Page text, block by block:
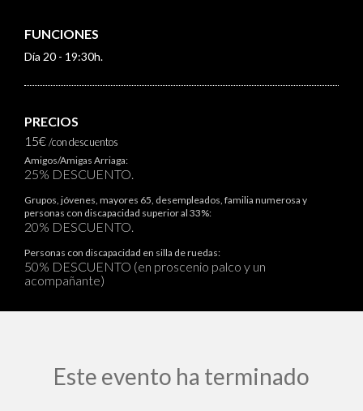
FUNCIONES
Día 20 - 19:30h.
PRECIOS
15€/con descuentos
Amigos/Amigas Arriaga:
25% DESCUENTO.
Grupos, jóvenes, mayores 65, desempleados, familia numerosa y
personas con discapacidad superior al 33%:
20% DESCUENTO.
Personas con discapacidad en silla de ruedas:
50% DESCUENTO (en proscenio palco y un
acompañante)
Este evento ha terminado